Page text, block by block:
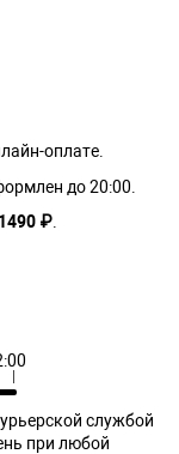
оплате.
до 20:00.
1490 ₽
службой
при любой